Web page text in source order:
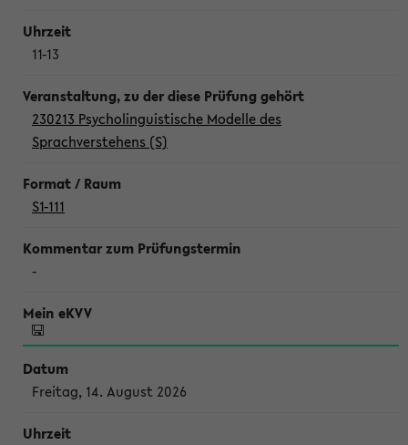
11-13
230213 Psycholinguistische Modelle des
Sprachverstehens (S)
S1-111
-
Freitag, 14. August 2026